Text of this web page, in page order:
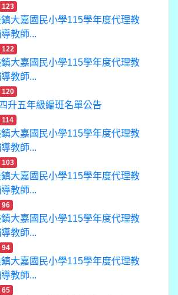
123
大嘉國民小學115學年度代理教
教師...
122
大嘉國民小學115學年度代理教
教師...
120
升五年級編班名單公告
114
大嘉國民小學115學年度代理教
教師...
103
大嘉國民小學115學年度代理教
教師...
96
大嘉國民小學115學年度代理教
教師...
94
大嘉國民小學115學年度代理教
教師...
65